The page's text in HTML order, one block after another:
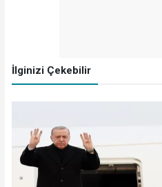
İlginizi Çekebilir